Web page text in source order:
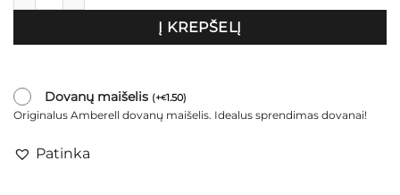
Į KREPŠELĮ
Dovanų maišelis (+€1.50)
Originalus Amberell dovanų maišelis. Idealus sprendimas dovanai!
Patinka